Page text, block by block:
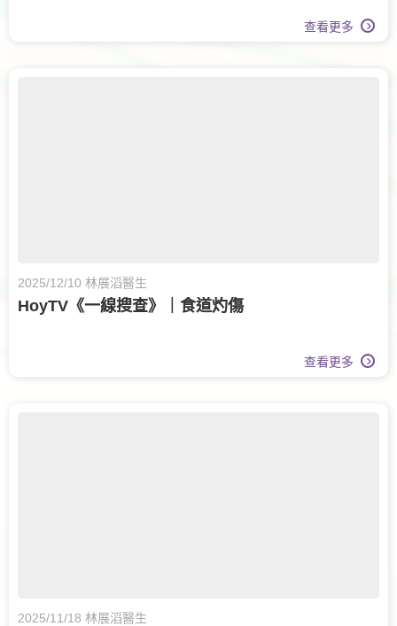
查看更多
2025/12/10 林展滔醫生
HoyTV《一線搜查》｜食道灼傷
查看更多
2025/11/18 林展滔醫生